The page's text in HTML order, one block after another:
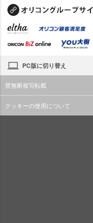
PC版に切り替え
禁無断複写転載
クッキーの使用について